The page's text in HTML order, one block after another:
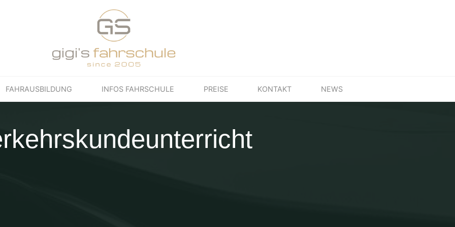
FAHRAUSBILDUNG INFOS FAHRSCHULE PREISE KONTAKT NEWS